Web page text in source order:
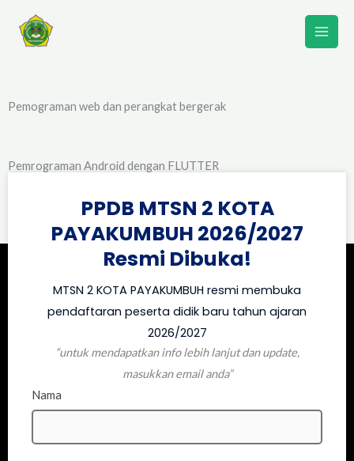
Pemograman web dan perangkat bergerak
Pemrograman Android dengan FLUTTER
Buku Saku Pemrogaman Pascal
PPDB MTSN 2 KOTA
PAYAKUMBUH 2026/2027
Resmi Dibuka!
MTSN 2 KOTA PAYAKUMBUH resmi membuka
pendaftaran peserta didik baru tahun ajaran
2026/2027
“untuk mendapatkan info lebih lanjut dan update,
masukkan email anda”
Nama